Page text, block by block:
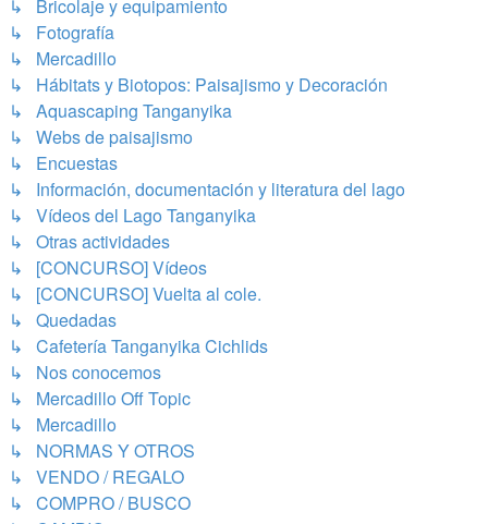
↳ Bricolaje y equipamiento
↳ Fotografía
↳ Mercadillo
↳ Hábitats y Biotopos: Paisajismo y Decoración
↳ Aquascaping Tanganyika
↳ Webs de paisajismo
↳ Encuestas
↳ Información, documentación y literatura del lago
↳ Vídeos del Lago Tanganyika
↳ Otras actividades
↳ [CONCURSO] Vídeos
↳ [CONCURSO] Vuelta al cole.
↳ Quedadas
↳ Cafetería Tanganyika Cichlids
↳ Nos conocemos
↳ Mercadillo Off Topic
↳ Mercadillo
↳ NORMAS Y OTROS
↳ VENDO / REGALO
↳ COMPRO / BUSCO